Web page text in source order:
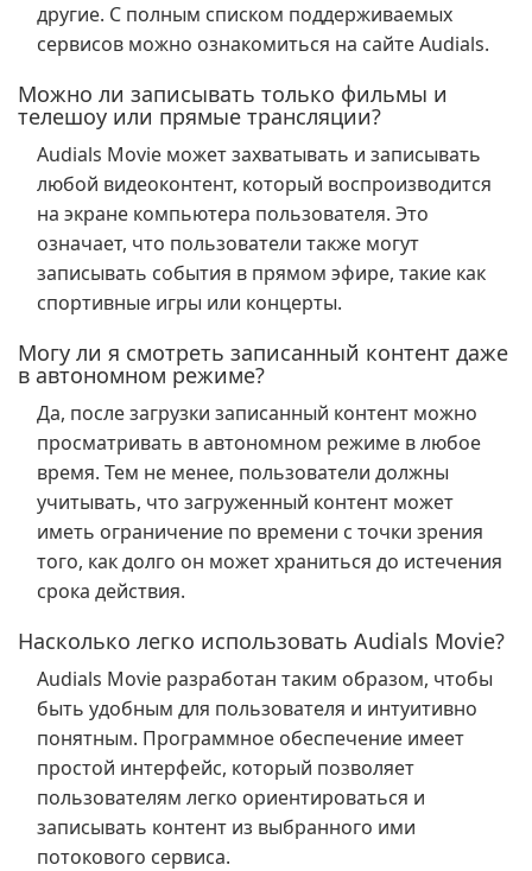
другие. С полным списком поддерживаемых
сервисов можно ознакомиться на сайте Audials.
Можно ли записывать только фильмы и
телешоу или прямые трансляции?
Audials Movie может захватывать и записывать
любой видеоконтент, который воспроизводится
на экране компьютера пользователя. Это
означает, что пользователи также могут
записывать события в прямом эфире, такие как
спортивные игры или концерты.
Могу ли я смотреть записанный контент даже
в автономном режиме?
Да, после загрузки записанный контент можно
просматривать в автономном режиме в любое
время. Тем не менее, пользователи должны
учитывать, что загруженный контент может
иметь ограничение по времени с точки зрения
того, как долго он может храниться до истечения
срока действия.
Насколько легко использовать Audials Movie?
Audials Movie разработан таким образом, чтобы
быть удобным для пользователя и интуитивно
понятным. Программное обеспечение имеет
простой интерфейс, который позволяет
пользователям легко ориентироваться и
записывать контент из выбранного ими
потокового сервиса.